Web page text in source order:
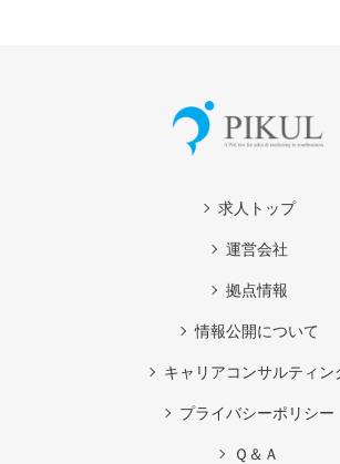
求人トップ
運営会社
拠点情報
情報公開について
キャリアコンサルティン
プライバシーポリシー
Ｑ＆Ａ